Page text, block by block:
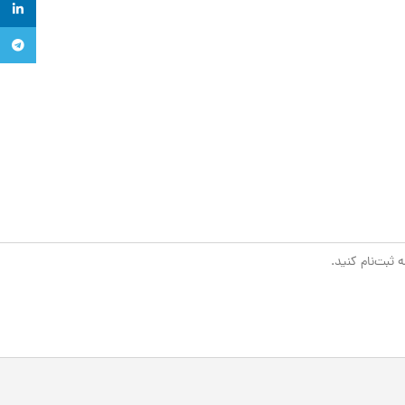
ثبت‌نام کنید.